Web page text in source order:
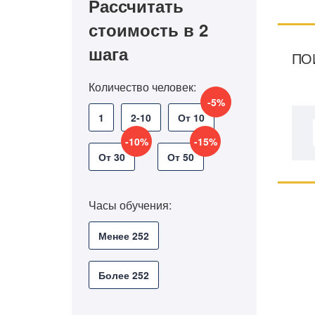
Рассчитать
стоимость в 2
шага
Количество человек:
1 2-10 От 10
-5%
От 30
-10%
От 50
-15%
Часы обучения:
Менее 252
Более 252